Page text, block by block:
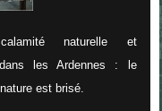
naturelle et
les Ardennes : le
est brisé.